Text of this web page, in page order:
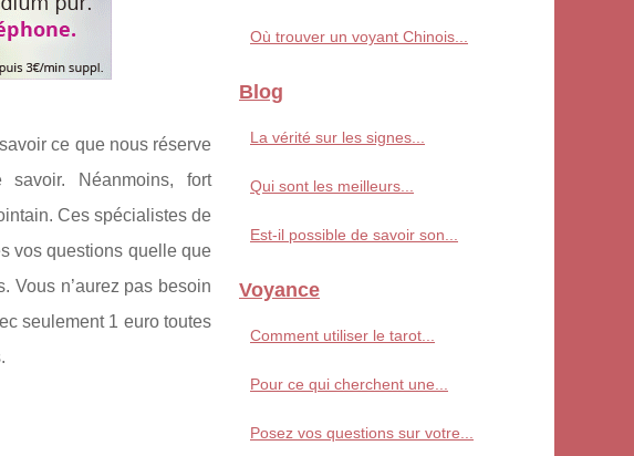
ce que nous réserve
savoir. Néanmoins, fort
Ces spécialistes de
vos questions quelle que
Vous n’aurez pas besoin
seulement 1 euro toutes
Où trouver un voyant Chinois...
Blog
La vérité sur les signes...
Qui sont les meilleurs...
Est-il possible de savoir son...
Voyance
Comment utiliser le tarot...
Pour ce qui cherchent une...
Posez vos questions sur votre...